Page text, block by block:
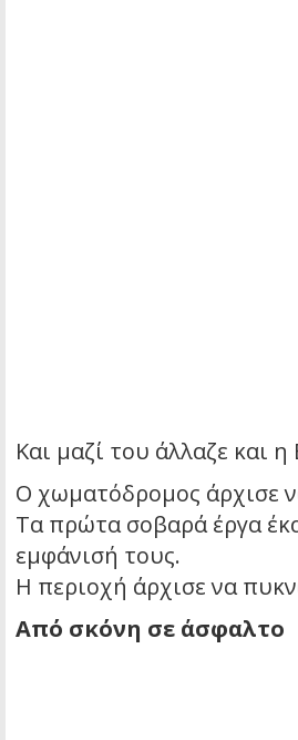
Και μαζί του άλλαζε και η
Ο χωματόδρομος άρχισε
Τα πρώτα σοβαρά έργα
εμφάνισή τους.
Η περιοχή άρχισε να
Από σκόνη σε άσφαλτο